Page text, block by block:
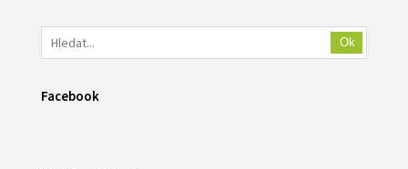
Ok
Facebook